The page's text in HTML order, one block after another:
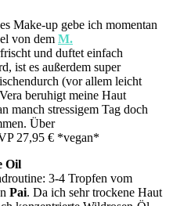
Make-up gebe ich momentan
von dem M.
und duftet einfach
ist es außerdem super
(vor allem leicht
beruhigt meine Haut
manch stressigem Tag doch
Über
27,95 € *vegan*
Oil
3-4 Tropfen vom
Pai. Da ich sehr trockene Haut